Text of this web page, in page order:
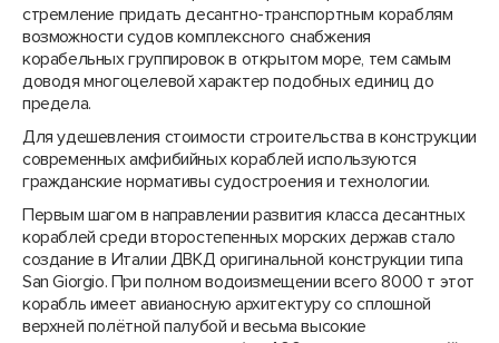
стремление придать десантно-транспортным кораблям
возможности судов комплексного снабжения
корабельных группировок в открытом море, тем самым
доводя многоцелевой характер подобных единиц до
предела.
Для удешевления стоимости строительства в конструкции
современных амфибийных кораблей используются
гражданские нормативы судостроения и технологии.
Первым шагом в направлении развития класса десантных
кораблей среди второстепенных морских держав стало
создание в Италии ДВКД оригинальной конструкции типа
San Giorgio. При полном водоизмещении всего 8000 т этот
корабль имеет авианосную архитектуру со сплошной
верхней полётной палубой и весьма высокие